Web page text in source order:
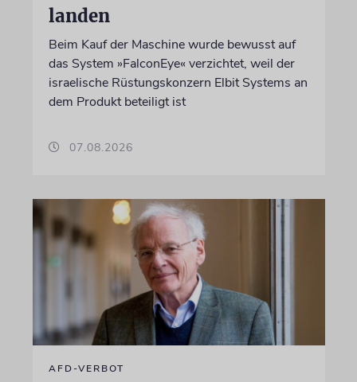
landen
Beim Kauf der Maschine wurde bewusst auf
das System »FalconEye« verzichtet, weil der
israelische Rüstungskonzern Elbit Systems an
dem Produkt beteiligt ist
07.08.2026
AFD-VERBOT